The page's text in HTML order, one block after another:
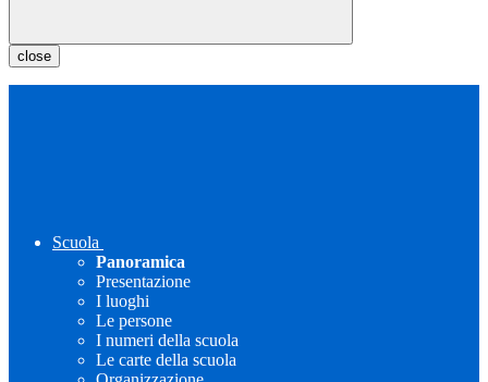
close
Scuola
Panoramica
Presentazione
I luoghi
Le persone
I numeri della scuola
Le carte della scuola